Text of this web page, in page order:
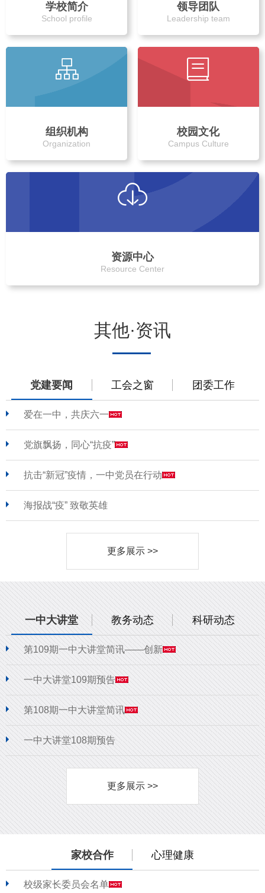
学校简介
School profile
领导团队
Leadership team
组织机构
Organization
校园文化
Campus Culture
资源中心
Resource Center
其他·资讯
党建要闻 工会之窗 团委工作
爱在一中，共庆六一
党旗飘扬，同心“抗疫”
抗击“新冠”疫情，一中党员在行动
海报战“疫” 致敬英雄
更多展示 >>
一中大讲堂 教务动态 科研动态
第109期一中大讲堂简讯——创新
一中大讲堂109期预告
第108期一中大讲堂简讯
一中大讲堂108期预告
更多展示 >>
家校合作 心理健康
校级家长委员会名单